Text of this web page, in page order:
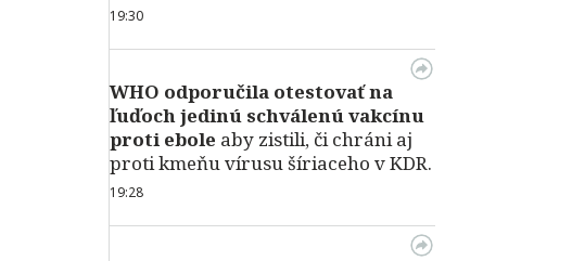
19:30
WHO odporučila otestovať na
ľuďoch jedinú schválenú vakcínu
proti ebole aby zistili, či chráni aj
proti kmeňu vírusu šíriaceho v KDR.
19:28